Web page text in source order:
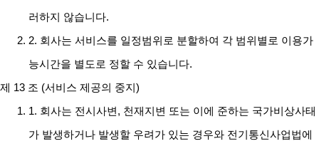
러하지 않습니다.
2. 회사는 서비스를 일정범위로 분할하여 각 범위별로 이용가
능시간을 별도로 정할 수 있습니다.
제 13 조 (서비스 제공의 중지)
1. 회사는 전시사변, 천재지변 또는 이에 준하는 국가비상사태
가 발생하거나 발생할 우려가 있는 경우와 전기통신사업법에